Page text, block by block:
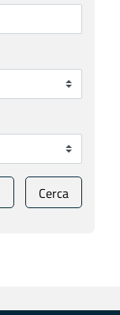
Cerca